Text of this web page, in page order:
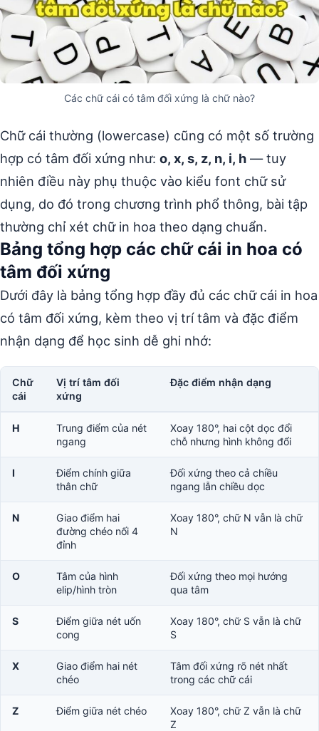
Các chữ cái có tâm đối xứng là chữ nào?
Chữ cái thường (lowercase) cũng có một số trường
hợp có tâm đối xứng như: o, x, s, z, n, i, h — tuy
nhiên điều này phụ thuộc vào kiểu font chữ sử
dụng, do đó trong chương trình phổ thông, bài tập
thường chỉ xét chữ in hoa theo dạng chuẩn.
Bảng tổng hợp các chữ cái in hoa có
tâm đối xứng
Dưới đây là bảng tổng hợp đầy đủ các chữ cái in hoa
có tâm đối xứng, kèm theo vị trí tâm và đặc điểm
nhận dạng để học sinh dễ ghi nhớ:
Chữ
cái
Vị trí tâm đối
xứng
Đặc điểm nhận dạng
H
Trung điểm của nét
ngang
Xoay 180°, hai cột dọc đổi
chỗ nhưng hình không đổi
I
Điểm chính giữa
thân chữ
Đối xứng theo cả chiều
ngang lẫn chiều dọc
N
Giao điểm hai
đường chéo nối 4
đỉnh
Xoay 180°, chữ N vẫn là chữ
N
O
Tâm của hình
elip/hình tròn
Đối xứng theo mọi hướng
qua tâm
S
Điểm giữa nét uốn
cong
Xoay 180°, chữ S vẫn là chữ
S
X
Giao điểm hai nét
chéo
Tâm đối xứng rõ nét nhất
trong các chữ cái
Z Điểm giữa nét chéo
Xoay 180°, chữ Z vẫn là chữ
Z